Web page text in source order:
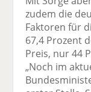
zudem die
Faktoren für
67,4 Prozent
Preis, nur 44
„Noch im